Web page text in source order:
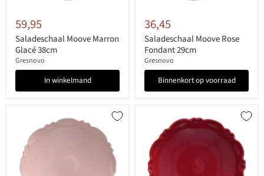
59,95
Saladeschaal Moove Marron
Glacé 38cm
Gresnovo
In winkelmand
36,45
Saladeschaal Moove Rose
Fondant 29cm
Gresnovo
Binnenkort op voorraad